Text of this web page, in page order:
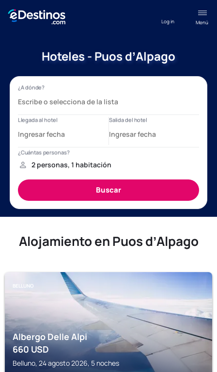
Menú
Log in
Hoteles - Puos dʼAlpago
Alojamiento en Puos dʼAlpago
BELLUNO
Albergo Delle Alpi
660USD
Belluno, 24 agosto 2026, 5 noches